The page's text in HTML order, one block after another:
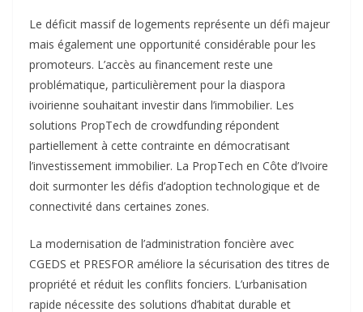
Le déficit massif de logements représente un défi majeur
mais également une opportunité considérable pour les
promoteurs. L’accès au financement reste une
problématique, particulièrement pour la diaspora
ivoirienne souhaitant investir dans l’immobilier. Les
solutions PropTech de crowdfunding répondent
partiellement à cette contrainte en démocratisant
l’investissement immobilier. La PropTech en Côte d’Ivoire
doit surmonter les défis d’adoption technologique et de
connectivité dans certaines zones.
La modernisation de l’administration foncière avec
CGEDS et PRESFOR améliore la sécurisation des titres de
propriété et réduit les conflits fonciers. L’urbanisation
rapide nécessite des solutions d’habitat durable et